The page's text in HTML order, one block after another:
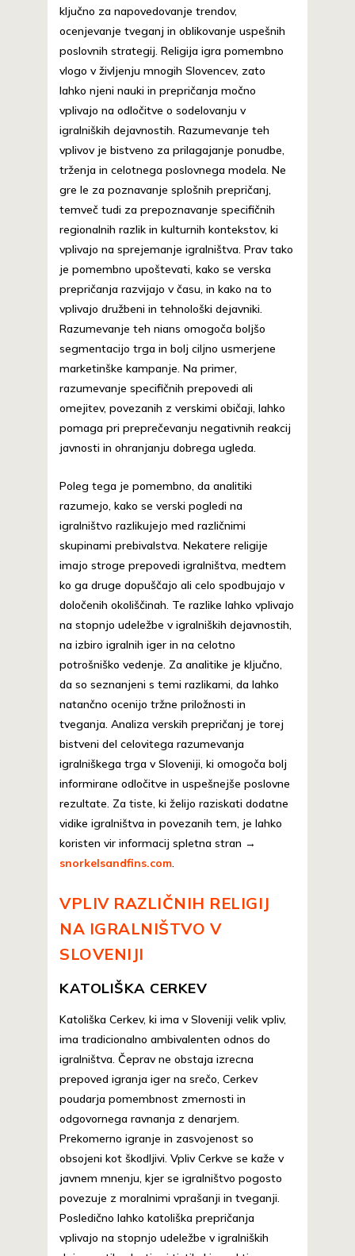
ključno za napovedovanje trendov,
ocenjevanje tveganj in oblikovanje uspešnih
poslovnih strategij. Religija igra pomembno
vlogo v življenju mnogih Slovencev, zato
lahko njeni nauki in prepričanja močno
vplivajo na odločitve o sodelovanju v
igralniških dejavnostih. Razumevanje teh
vplivov je bistveno za prilagajanje ponudbe,
trženja in celotnega poslovnega modela. Ne
gre le za poznavanje splošnih prepričanj,
temveč tudi za prepoznavanje specifičnih
regionalnih razlik in kulturnih kontekstov, ki
vplivajo na sprejemanje igralništva. Prav tako
je pomembno upoštevati, kako se verska
prepričanja razvijajo v času, in kako na to
vplivajo družbeni in tehnološki dejavniki.
Razumevanje teh nians omogoča boljšo
segmentacijo trga in bolj ciljno usmerjene
marketinške kampanje. Na primer,
razumevanje specifičnih prepovedi ali
omejitev, povezanih z verskimi običaji, lahko
pomaga pri preprečevanju negativnih reakcij
javnosti in ohranjanju dobrega ugleda.
Poleg tega je pomembno, da analitiki
razumejo, kako se verski pogledi na
igralništvo razlikujejo med različnimi
skupinami prebivalstva. Nekatere religije
imajo stroge prepovedi igralništva, medtem
ko ga druge dopuščajo ali celo spodbujajo v
določenih okoliščinah. Te razlike lahko vplivajo
na stopnjo udeležbe v igralniških dejavnostih,
na izbiro igralnih iger in na celotno
potrošniško vedenje. Za analitike je ključno,
da so seznanjeni s temi razlikami, da lahko
natančno ocenijo tržne priložnosti in
tveganja. Analiza verskih prepričanj je torej
bistveni del celovitega razumevanja
igralniškega trga v Sloveniji, ki omogoča bolj
informirane odločitve in uspešnejše poslovne
rezultate. Za tiste, ki želijo raziskati dodatne
vidike igralništva in povezanih tem, je lahko
koristen vir informacij spletna stran →
snorkelsandfins.com.
VPLIV RAZLIČNIH RELIGIJ
NA IGRALNIŠTVO V
SLOVENIJI
KATOLIŠKA CERKEV
Katoliška Cerkev, ki ima v Sloveniji velik vpliv,
ima tradicionalno ambivalenten odnos do
igralništva. Čeprav ne obstaja izrecna
prepoved igranja iger na srečo, Cerkev
poudarja pomembnost zmernosti in
odgovornega ravnanja z denarjem.
Prekomerno igranje in zasvojenost so
obsojeni kot škodljivi. Vpliv Cerkve se kaže v
javnem mnenju, kjer se igralništvo pogosto
povezuje z moralnimi vprašanji in tveganji.
Posledično lahko katoliška prepričanja
vplivajo na stopnjo udeležbe v igralniških